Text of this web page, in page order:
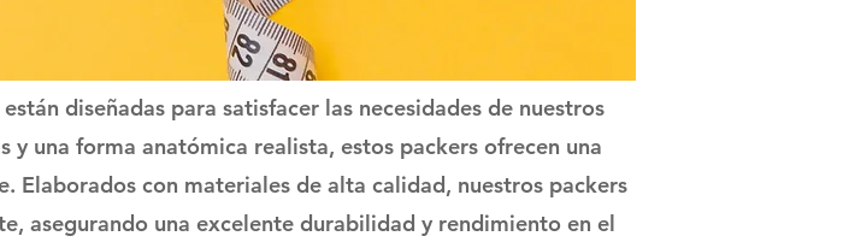
diseñadas para satisfacer las necesidades de nuestros
y una forma anatómica realista, estos packers ofrecen una
Elaborados con materiales de alta calidad, nuestros packers
asegurando una excelente durabilidad y rendimiento en el